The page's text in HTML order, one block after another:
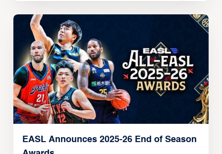
EASL Announces 2025-26 End of Season